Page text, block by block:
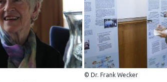
© Dr. Frank Wecker